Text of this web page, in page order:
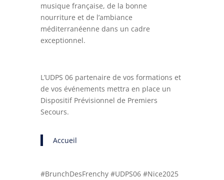
musique française, de la bonne
nourriture et de l’ambiance
méditerranéenne dans un cadre
exceptionnel.
L’UDPS 06 partenaire de vos formations et
de vos événements mettra en place un
Dispositif Prévisionnel de Premiers
Secours.
Accueil
#BrunchDesFrenchy #UDPS06 #Nice2025